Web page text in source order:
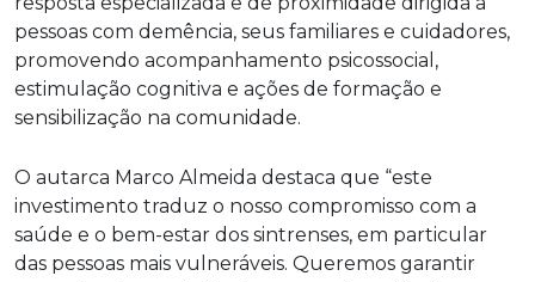
pessoas com demência, seus familiares e cuidadores,
promovendo acompanhamento psicossocial,
estimulação cognitiva e ações de formação e
sensibilização na comunidade.
O autarca Marco Almeida destaca que “este
investimento traduz o nosso compromisso com a
saúde e o bem-estar dos sintrenses, em particular
das pessoas mais vulneráveis. Queremos garantir